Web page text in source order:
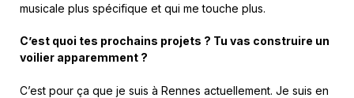
musicale plus spécifique et qui me touche plus.
C’est quoi tes prochains projets ? Tu vas construire un
voilier apparemment ?
C’est pour ça que je suis à Rennes actuellement. Je suis en